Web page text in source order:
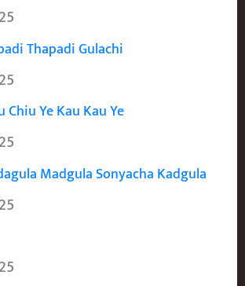
Thapadi Gulachi
Ye Kau Kau Ye
Madgula Sonyacha Kadgula